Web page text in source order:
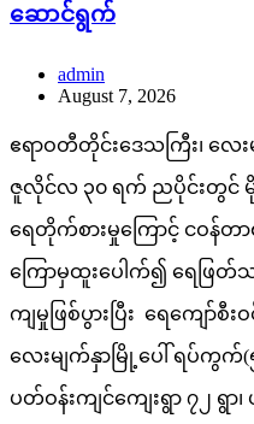
ဆောင်ရွက်
admin
August 7, 2026
ဧရာဝတီတိုင်းဒေသကြီး၊ လေ
ဇူလိုင်လ ၃၀ ရက် ညပိုင်းတွင် မို
ရေတိုက်စားမှုကြောင့် ငဝန်
ကြောမှထူးပေါက်၍ ရေဖြတ်
ကျမှုဖြစ်ပွားပြီး ရေကျော်စီ
လေးမျက်နှာမြို့ပေါ် ရပ်ကွက်(
ပတ်ဝန်းကျင်ကျေးရွာ ၇၂ ရွာ